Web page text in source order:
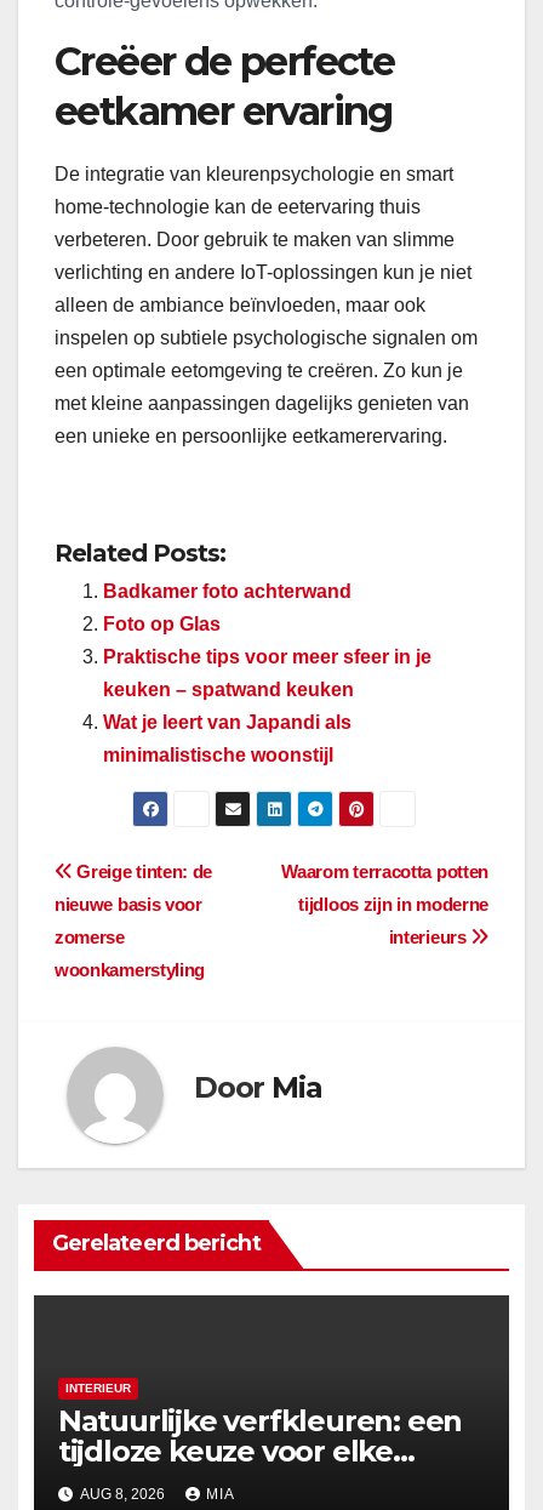
Creëer de perfecte
eetkamer ervaring
De integratie van kleurenpsychologie en smart
home-technologie kan de eetervaring thuis
verbeteren. Door gebruik te maken van slimme
verlichting en andere IoT-oplossingen kun je niet
alleen de ambiance beïnvloeden, maar ook
inspelen op subtiele psychologische signalen om
een optimale eetomgeving te creëren. Zo kun je
met kleine aanpassingen dagelijks genieten van
een unieke en persoonlijke eetkamerervaring.
Related Posts:
Badkamer foto achterwand
Foto op Glas
Praktische tips voor meer sfeer in je
keuken – spatwand keuken
Wat je leert van Japandi als
minimalistische woonstijl
BerichtnavigatieWaarom terracotta potten
tijdloos zijn in moderne
interieurs
Greige tinten: de
nieuwe basis voor
zomerse
woonkamerstyling
Door Mia
Gerelateerd bericht
INTERIEUR
Natuurlijke verfkleuren: een
tijdloze keuze voor elke
woning
AUG 8, 2026 MIA